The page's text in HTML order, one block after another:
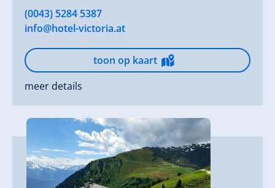
(0043) 5284 5387
info@hotel-victoria.at
toon op kaart
meer details